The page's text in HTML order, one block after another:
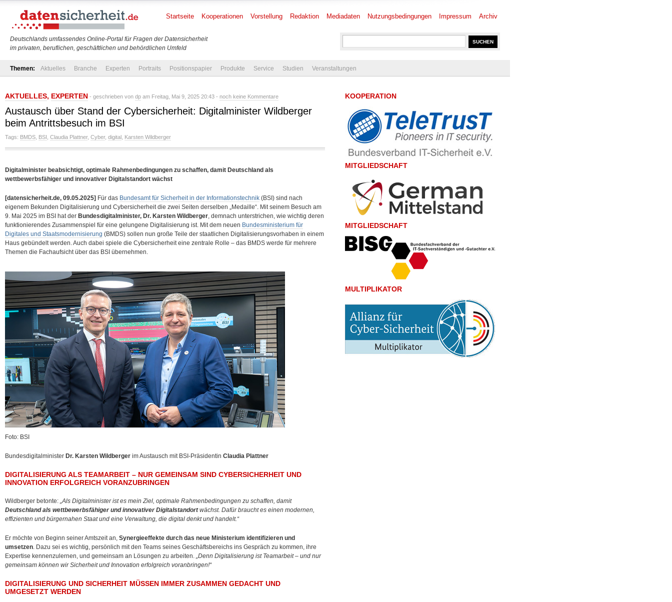
Deutschlands umfassendes Online-Portal für Fragen der Datensicherheit
im privaten, beruflichen, geschäftlichen und behördlichen Umfeld
Startseite Kooperationen Vorstellung Redaktion Mediadaten Nutzungsbedingungen Impressum Archiv
Themen: Aktuelles Branche Experten Portraits Positionspapier Produkte Service Studien Veranstaltungen
AKTUELLES, EXPERTEN - geschrieben von dp am Freitag, Mai 9, 2025 20:43 - noch keine Kommentare
Austausch über Stand der Cybersicherheit: Digitalminister Wildberger
beim Antrittsbesuch im BSI
Tags: BMDS BSI Claudia Plattner, Cyber, digital Karsten Wildberger
Digitalminister beabsichtigt, optimale Rahmenbedingungen zu schaffen, damit Deutschland als
wettbewerbsfähiger und innovativer Digitalstandort wächst
[datensicherheit.de, 09.05.2025] Für das Bundesamt für Sicherheit in der Informationstechnik (BSI) sind nach
eigenem Bekunden Digitalisierung und Cybersicherheit die zwei Seiten derselben „Medaille“. Mit seinem Besuch am
9. Mai 2025 im BSI hat der Bundesdigitalminister, Dr. Karsten Wildberger, demnach unterstrichen, wie wichtig deren
funktionierendes Zusammenspiel für eine gelungene Digitalisierung ist. Mit dem neuen Bundesministerium für
Digitales und Staatsmodernisierung (BMDS) sollen nun große Teile der staatlichen Digitalisierungsvorhaben in einem
Haus gebündelt werden. Auch dabei spiele die Cybersicherheit eine zentrale Rolle – das BMDS werde für mehrere
Themen die Fachaufsicht über das BSI übernehmen.
Foto: BSI
Bundesdigitalminister Dr. Karsten Wildberger im Austausch mit BSI-Präsidentin Claudia Plattner
DIGITALISIERUNG ALS TEAMARBEIT – NUR GEMEINSAM SIND CYBERSICHERHEIT UND
INNOVATION ERFOLGREICH VORANZUBRINGEN
Wildberger betonte: „Als Digitalminister ist es mein Ziel, optimale Rahmenbedingungen zu schaffen, damit
Deutschland als wettbewerbsfähiger und innovativer Digitalstandortwächst. Dafür braucht es einen modernen,
effizienten und bürgernahen Staat und eine Verwaltung, die digital denkt und handelt.“
Er möchte von Beginn seiner Amtszeit an, Synergieeffekte durch das neue Ministerium identifizieren und
umsetzen. Dazu sei es wichtig, persönlich mit den Teams seines Geschäftsbereichs ins Gespräch zu kommen, ihre
Expertise kennenzulernen, und gemeinsam an Lösungen zu arbeiten. „Denn Digitalisierung ist Teamarbeit – und nur
gemeinsam können wir Sicherheit und Innovation erfolgreich voranbringen!“
DIGITALISIERUNG UND SICHERHEIT MÜSSEN IMMER ZUSAMMEN GEDACHT UND
UMGESETZT WERDEN
KOOPERATION
MITGLIEDSCHAFT
MITGLIEDSCHAFT
MULTIPLIKATOR